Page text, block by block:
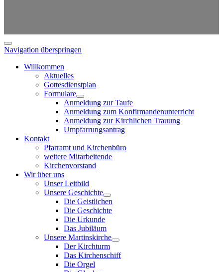
Navigation überspringen
Willkommen
Aktuelles
Gottesdienstplan
Formulare
Anmeldung zur Taufe
Anmeldung zum Konfirmandenunterricht
Anmeldung zur Kirchlichen Trauung
Umpfarrungsantrag
Kontakt
Pfarramt und Kirchenbüro
weitere Mitarbeitende
Kirchenvorstand
Wir über uns
Unser Leitbild
Unsere Geschichte
Die Geistlichen
Die Geschichte
Die Urkunde
Das Jubiläum
Unsere Martinskirche
Der Kirchturm
Das Kirchenschiff
Die Orgel